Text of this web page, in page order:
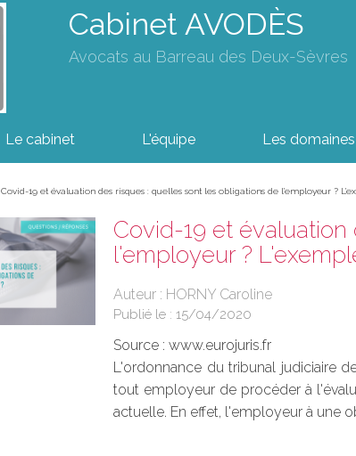
Cabinet AVODÈS
Avocats au Barreau des Deux-Sèvres
Le cabinet L'équipe Les
Covid-19 et évaluation des risques : quelles sont les obligations de l'employeur ?
Covid-19 et
l'employeur ?
Auteur : HORNY Caroline
Publié le : 15/04/2020
Source : www.eurojuris.fr
L'ordonnance du tribunal judiciaire
tout employeur de procéder à
actuelle. En effet, l'employeur à une